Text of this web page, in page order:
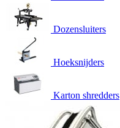
Dozensluiters
Hoeksnijders
Karton shredders